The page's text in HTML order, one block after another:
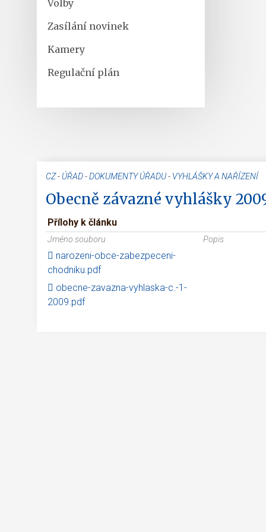
Volby
Zasílání novinek
Kamery
Regulační plán
CZ- ÚŘAD-DOKUMENTY ÚŘADU- VYHLÁŠKY A NAŘÍZENÍ
Obecně závazné vyhlášky
Přílohy k článku
Jméno souboru Popis
narozeni-obce-zabezpeceni-
chodniku.pdf
obecne-zavazna-vyhlaska-c.-1-
2009.pdf